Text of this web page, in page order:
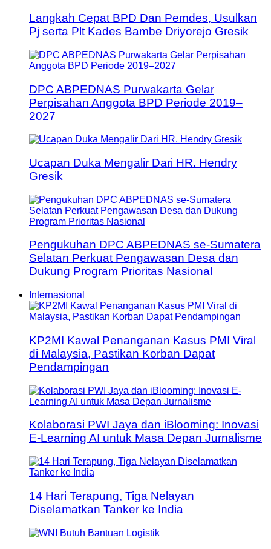
Langkah Cepat BPD Dan Pemdes, Usulkan
Pj serta Plt Kades Bambe Driyorejo Gresik
DPC ABPEDNAS Purwakarta Gelar
Perpisahan Anggota BPD Periode 2019–
2027
Ucapan Duka Mengalir Dari HR. Hendry
Gresik
Pengukuhan DPC ABPEDNAS se-Sumatera
Selatan Perkuat Pengawasan Desa dan
Dukung Program Prioritas Nasional
Internasional
KP2MI Kawal Penanganan Kasus PMI Viral
di Malaysia, Pastikan Korban Dapat
Pendampingan
Kolaborasi PWI Jaya dan iBlooming: Inovasi
E-Learning AI untuk Masa Depan Jurnalisme
14 Hari Terapung, Tiga Nelayan
Diselamatkan Tanker ke India